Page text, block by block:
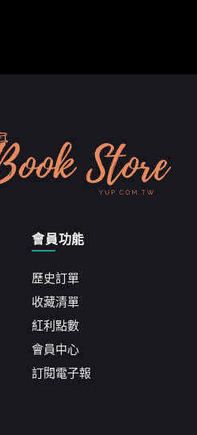
會員功能
歷史訂單
收藏清單
紅利點數
會員中心
訂閱電子報